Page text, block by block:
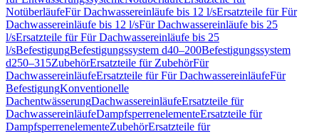
NotüberläufeFür Dachwassereinläufe bis 12 l/sErsatzteile für Für
Dachwassereinläufe bis 12 l/sFür Dachwassereinläufe bis 25
l/sErsatzteile für Für Dachwassereinläufe bis 25
l/sBefestigungBefestigungssystem d40–200Befestigungssystem
d250–315ZubehörErsatzteile für ZubehörFür
DachwassereinläufeErsatzteile für Für DachwassereinläufeFür
BefestigungKonventionelle
DachentwässerungDachwassereinläufeErsatzteile für
DachwassereinläufeDampfsperrenelementeErsatzteile für
DampfsperrenelementeZubehörErsatzteile für